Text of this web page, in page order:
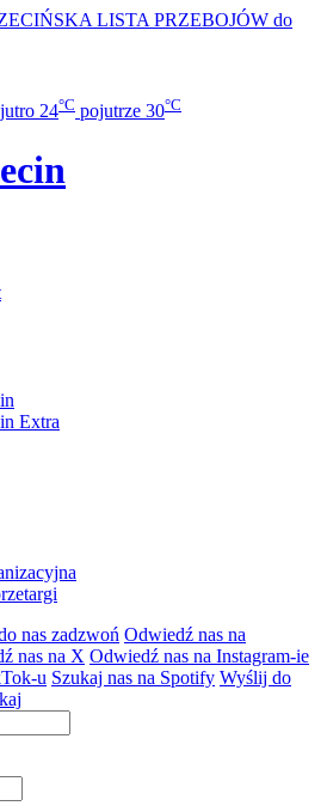
LISTA PRZEBOJÓW do
jutro 24°C pojutrze 30°C
Extra
nas zadzwoń Odwiedź nas na
nas na X Odwiedź nas na Instagram-ie
u Szukaj nas na Spotify Wyślij do